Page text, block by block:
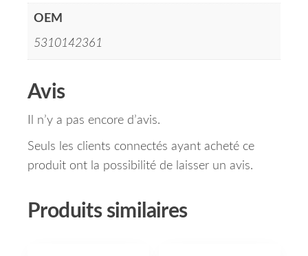
OEM
5310142361
Avis
Il n’y a pas encore d’avis.
Seuls les clients connectés ayant acheté ce
produit ont la possibilité de laisser un avis.
Produits similaires